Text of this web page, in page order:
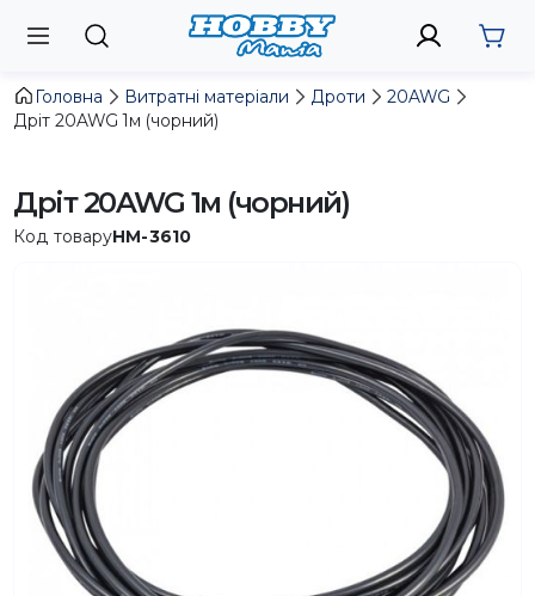
Головна Витратні матеріали Дроти
20AWG
Дріт 20AWG 1м (чорний)
Дріт 20AWG 1м (чорний)
Код товаруHM-3610